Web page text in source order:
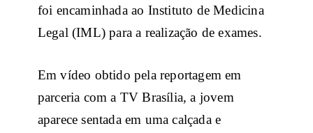
foi encaminhada ao Instituto de Medicina
Legal (IML) para a realização de exames.
Em vídeo obtido pela reportagem em
parceria com a TV Brasília, a jovem
aparece sentada em uma calçada e